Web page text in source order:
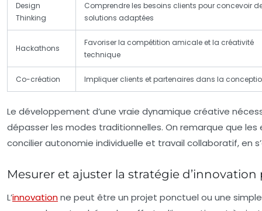
Design
Thinking
Comprendre les besoins clients pour concevoir
solutions adaptées
Hackathons
Favoriser la compétition amicale et la créativité
technique
Co-création Impliquer clients et partenaires dans la
Le développement d’une vraie dynamique créative
dépasser les modes traditionnelles. On remarque que
concilier autonomie individuelle et travail collaboratif, en
Mesurer et ajuster la stratégie
L’innovationne peut être un projet ponctuel ou une